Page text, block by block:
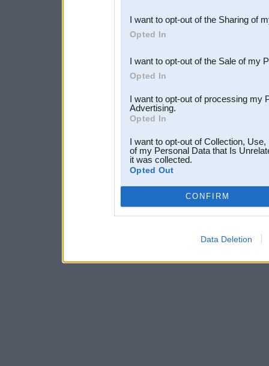
Downstream Participants
third parties.
I want to opt-out of the Sharing of
Opted In
I want to opt-out of the Sale of my
Opted In
I want to opt-out of processing my
Advertising.
Opted In
I want to opt-out of Collection,
of my Personal Data that Is
it was collected.
Opted Out
CONFIRM
Data Deletion